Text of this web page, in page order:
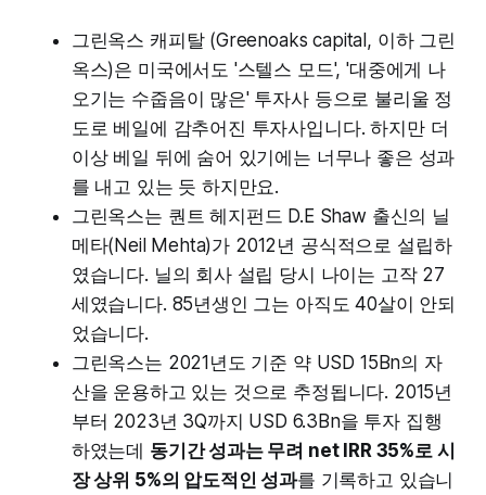
그린옥스 캐피탈 (Greenoaks capital, 이하 그린
옥스)은 미국에서도 '스텔스 모드', '대중에게 나
오기는 수줍음이 많은' 투자사 등으로 불리울 정
도로 베일에 감추어진 투자사입니다. 하지만 더
이상 베일 뒤에 숨어 있기에는 너무나 좋은 성과
를 내고 있는 듯 하지만요.
그린옥스는 퀀트 헤지펀드 D.E Shaw 출신의 닐
메타(Neil Mehta)가 2012년 공식적으로 설립하
였습니다. 닐의 회사 설립 당시 나이는 고작 27
세였습니다. 85년생인 그는 아직도 40살이 안되
었습니다.
그린옥스는 2021년도 기준 약 USD 15Bn의 자
산을 운용하고 있는 것으로 추정됩니다. 2015년
부터 2023년 3Q까지 USD 6.3Bn을 투자 집행
하였는데 동기간 성과는 무려 net IRR 35%로 시
장 상위 5%의 압도적인 성과를 기록하고 있습니